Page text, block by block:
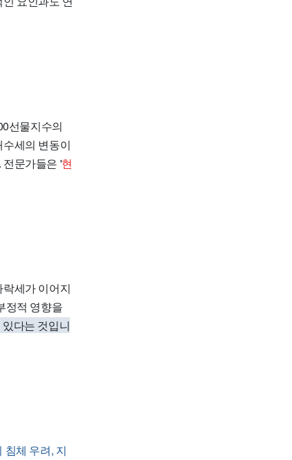
선물지수의
세의 변동이
문가들은 '현
세가 이어지
정적 영향을
다는 것입니
침체 우려, 지